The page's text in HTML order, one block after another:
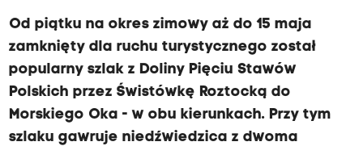
Od piątku na okres zimowy aż do 15 maja
zamknięty dla ruchu turystycznego został
popularny szlak z Doliny Pięciu Stawów
Polskich przez Świstówkę Roztocką do
Morskiego Oka - w obu kierunkach. Przy tym
szlaku gawruje niedźwiedzica z dwoma